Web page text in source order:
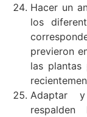
Hacer un
los
previeron
las plantas
Adaptar